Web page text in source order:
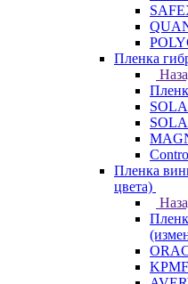
Пленка
Пленка
цвета)
KPMF